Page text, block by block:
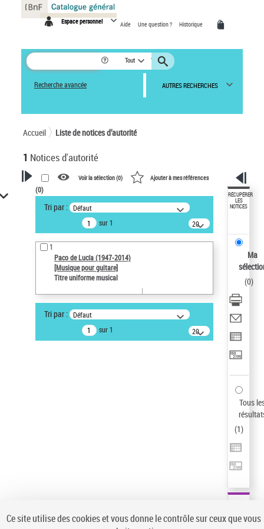
Espace personnel Aide Une question ? Historique
Tout
Recherche avancée AUTRES RECHERCHES
Accueil Liste de notices d’autorité
1 Notices d'autorité
VOTRE RECHERCHE
Recherche avancée dans les
notices d’autorité
Œuvres liées à l'auteur :
Paco de Lucía (1947-2014)
Auteur d’œuvre
Paco de Lucía (1947-2014)
Sauvegarder votre recherche
Voir la sélection (0) Ajouter à mes références
(0)
Tri par : Défaut
sur 1
20
résultats/page
1
Paco de Lucía (1947-2014)
[Musique pour guitare]
Titre uniforme musical
Tri par : Défaut
sur 1
20
résultats/page
RÉCUPÉRER
LES
NOTICES
Ma
(0)
Tous
(1)
Panneau de gestion des cookies
Ce site utilise des cookies et vous donne le contrôle sur ceux que vous